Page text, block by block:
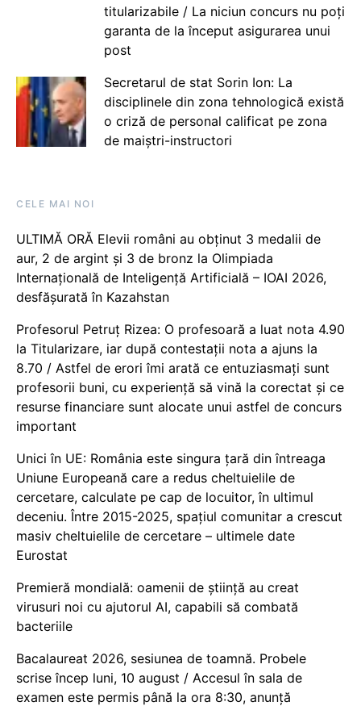
titularizabile / La niciun concurs nu poți
garanta de la început asigurarea unui
post
Secretarul de stat Sorin Ion: La
disciplinele din zona tehnologică există
o criză de personal calificat pe zona
de maiștri-instructori
CELE MAI NOI
ULTIMĂ ORĂ Elevii români au obținut 3 medalii de
aur, 2 de argint și 3 de bronz la Olimpiada
Internațională de Inteligență Artificială – IOAI 2026,
desfășurată în Kazahstan
Profesorul Petruț Rizea: O profesoară a luat nota 4.90
la Titularizare, iar după contestații nota a ajuns la
8.70 / Astfel de erori îmi arată ce entuziasmați sunt
profesorii buni, cu experiență să vină la corectat și ce
resurse financiare sunt alocate unui astfel de concurs
important
Unici în UE: România este singura țară din întreaga
Uniune Europeană care a redus cheltuielile de
cercetare, calculate pe cap de locuitor, în ultimul
deceniu. Între 2015-2025, spațiul comunitar a crescut
masiv cheltuielile de cercetare – ultimele date
Eurostat
Premieră mondială: oamenii de știință au creat
virusuri noi cu ajutorul AI, capabili să combată
bacteriile
Bacalaureat 2026, sesiunea de toamnă. Probele
scrise încep luni, 10 august / Accesul în sala de
examen este permis până la ora 8:30, anunță